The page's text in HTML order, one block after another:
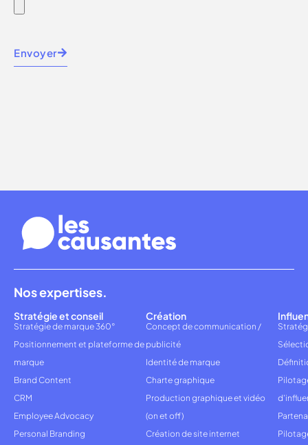
Envoyer
Nos expertises.
Stratégie et conseil
Stratégie de marque 360°
Positionnement et plateforme de
marque
Brand Content
CRM
Employee Advocacy
Personal Branding
Création
Concept de communication /
publicité
Identité de marque
Charte graphique
Production graphique et vidéo
(on et off)
Création de site internet